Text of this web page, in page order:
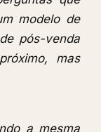
modelo de
pós-venda
mas
a mesma